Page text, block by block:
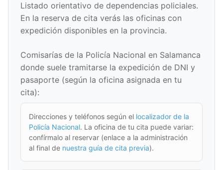
Listado orientativo de dependencias policiales.
En la reserva de cita verás las oficinas con
expedición disponibles en la provincia.
Comisarías de la Policía Nacional en Salamanca
donde suele tramitarse la expedición de DNI y
pasaporte (según la oficina asignada en tu
cita):
Direcciones y teléfonos según el localizador de la
Policía Nacional. La oficina de tu cita puede variar:
confírmalo al reservar (enlace a la administración
al final de nuestra guía de cita previa).